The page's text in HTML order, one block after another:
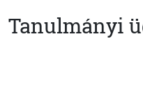
Tanulmányi